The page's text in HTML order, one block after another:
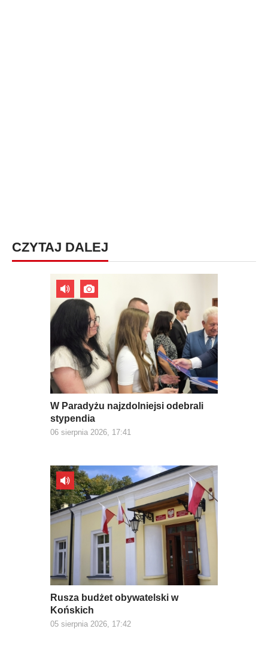
CZYTAJ DALEJ
W Paradyżu najzdolniejsi odebrali
stypendia
06 sierpnia 2026, 17:41
Rusza budżet obywatelski w
Końskich
05 sierpnia 2026, 17:42